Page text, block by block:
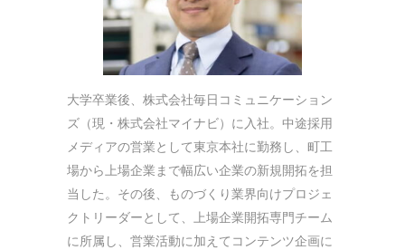
大学卒業後、株式会社毎日コミュニケーション
ズ（現・株式会社マイナビ）に入社。中途採用
メディアの営業として東京本社に勤務し、町工
場から上場企業まで幅広い企業の新規開拓を担
当した。その後、ものづくり業界向けプロジェ
クトリーダーとして、上場企業開拓専門チーム
に所属し、営業活動に加えてコンテンツ企画に